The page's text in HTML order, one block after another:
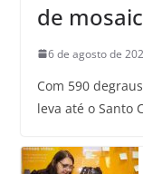
de
6 de agosto de
Com 590
leva até o Santo